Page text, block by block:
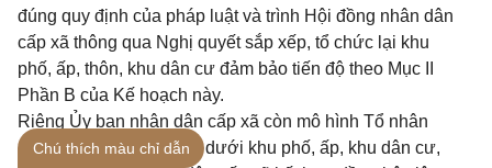
đúng quy định của pháp luật và trình Hội đồng nhân dân
cấp xã thông qua Nghị quyết sắp xếp, tổ chức lại khu
phố, ấp, thôn, khu dân cư đảm bảo tiến độ theo Mục II
Phần B của Kế hoạch này.
Riêng Ủy ban nhân dân cấp xã còn mô hình Tổ nhân
dân tự quản, Tổ dân cư dưới khu phố, ấp, khu dân cư,
Chú thích màu chỉ dẫn